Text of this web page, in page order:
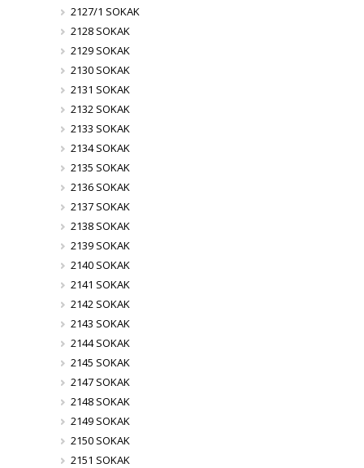
2127/1 SOKAK
2128 SOKAK
2129 SOKAK
2130 SOKAK
2131 SOKAK
2132 SOKAK
2133 SOKAK
2134 SOKAK
2135 SOKAK
2136 SOKAK
2137 SOKAK
2138 SOKAK
2139 SOKAK
2140 SOKAK
2141 SOKAK
2142 SOKAK
2143 SOKAK
2144 SOKAK
2145 SOKAK
2147 SOKAK
2148 SOKAK
2149 SOKAK
2150 SOKAK
2151 SOKAK